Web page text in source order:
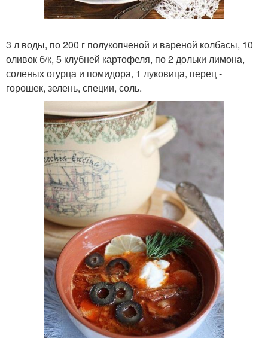
3 л воды, по 200 г полукопченой и вареной колбасы, 10
оливок б/к, 5 клубней картофеля, по 2 дольки лимона,
соленых огурца и помидора, 1 луковица, перец -
горошек, зелень, специи, соль.